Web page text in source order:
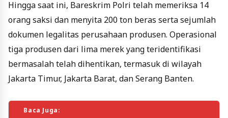
Hingga saat ini, Bareskrim Polri telah memeriksa 14
orang saksi dan menyita 200 ton beras serta sejumlah
dokumen legalitas perusahaan produsen. Operasional
tiga produsen dari lima merek yang teridentifikasi
bermasalah telah dihentikan, termasuk di wilayah
Jakarta Timur, Jakarta Barat, dan Serang Banten.
Baca Juga: